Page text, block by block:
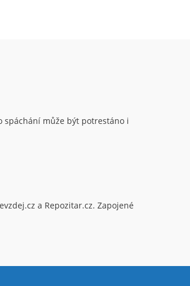
spáchání může být potrestáno i
a Repozitar.cz. Zapojené